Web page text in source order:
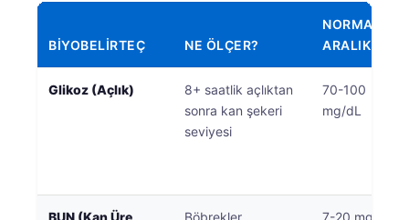
BIYOBELIRTEÇ NE ÖLÇER?
NORMAL
ARALIK
Glikoz (Açlık)
8+ saatlik açlıktan
sonra kan şekeri
seviyesi
70-100
mg/dL